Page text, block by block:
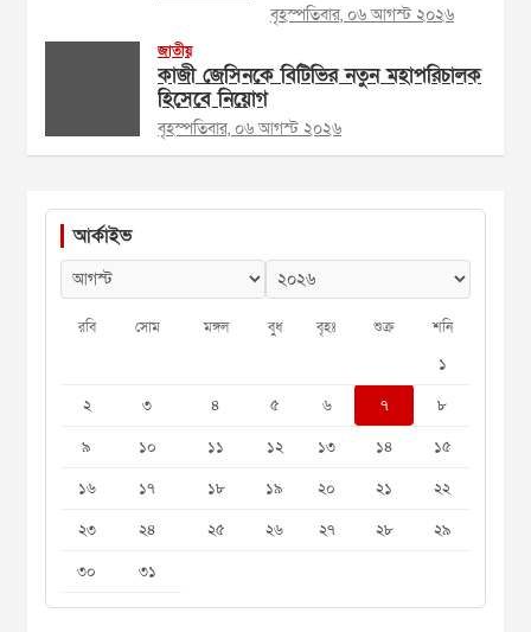
বৃহস্পতিবার, ০৬ আগস্ট ২০২৬
জাতীয়
কাজী জেসিনকে বিটিভির নতুন মহাপরিচালক
হিসেবে নিয়োগ
বৃহস্পতিবার, ০৬ আগস্ট ২০২৬
আর্কাইভ
রবি সোম মঙ্গল বুধ বৃহঃ শুক্র শনি
১
২
৩ ৪ ৫ ৬ ৭
৮
৯
১০ ১১ ১২ ১৩ ১৪
১৫
১৬
১৭ ১৮ ১৯ ২০ ২১
২২
২৩
২৪ ২৫ ২৬ ২৭ ২৮
২৯
৩০
৩১